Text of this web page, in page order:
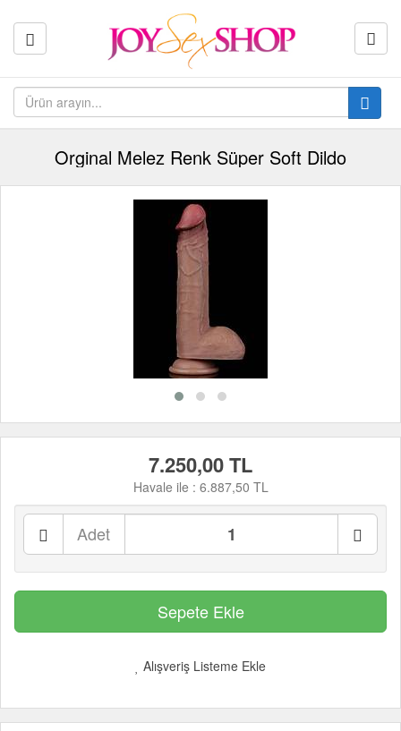
Orginal Melez Renk Süper Soft Dildo
7.250,00 TL
Havale ile : 6.887,50 TL
Adet
Alışveriş Listeme Ekle